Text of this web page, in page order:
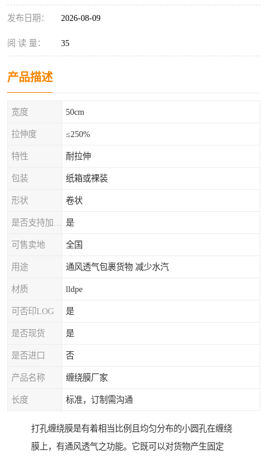
发布日期： 2026-08-09
阅 读 量： 35
产品描述
宽度 50cm
拉伸度 ≤250%
特性 耐拉伸
包装 纸箱或裸装
形状 卷状
是
可售卖地 全国
用途 通风透气包裹货物 减少水汽
材质 lldpe
可否印LOG 是
是否现货 是
是否进口 否
产品名称 缠绕膜厂家
长度 标准，订制需沟通
打孔缠绕膜是有着相当比例且均匀分布的小圆孔在缠绕
膜上，有通风透气之功能。它既可以对货物产生固定